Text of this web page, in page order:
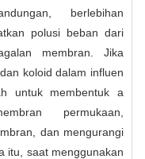
berlebihan
polusi beban dari
membran. Jika
koloid dalam influen
untuk membentuk a
permukaan,
dan mengurangi
itu, saat menggunakan